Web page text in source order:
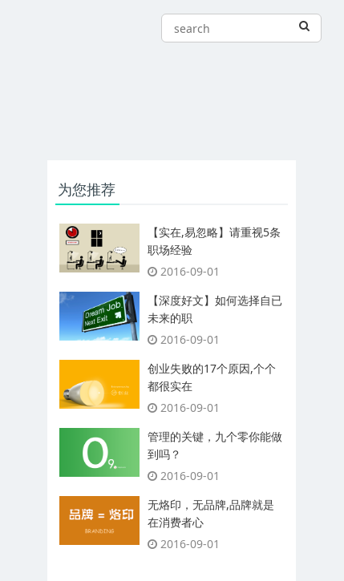
为您推荐
【实在,易忽略】请重视5条
职场经验
2016-09-01
【深度好文】如何选择自已
未来的职
2016-09-01
创业失败的17个原因,个个
都很实在
2016-09-01
管理的关键，九个零你能做
到吗？
2016-09-01
无烙印，无品牌,品牌就是
在消费者心
2016-09-01